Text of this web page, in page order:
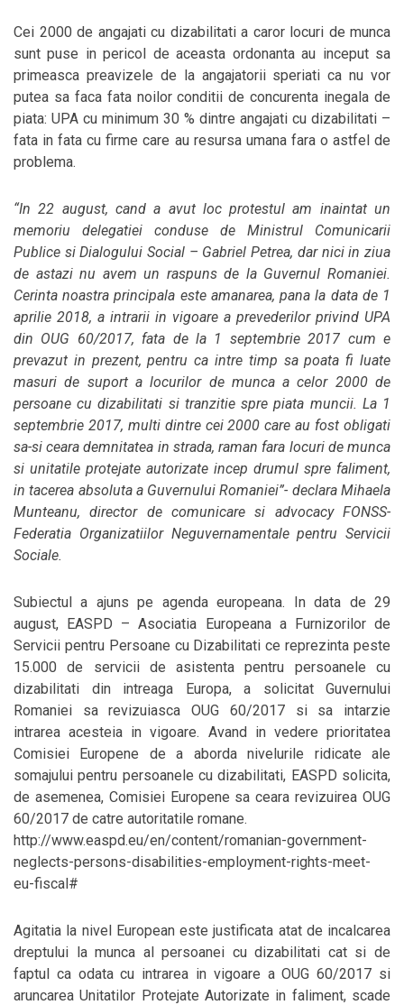
Cei 2000 de angajati cu dizabilitati a caror locuri de munca
sunt puse in pericol de aceasta ordonanta au inceput sa
primeasca preavizele de la angajatorii speriati ca nu vor
putea sa faca fata noilor conditii de concurenta inegala de
piata: UPA cu minimum 30 % dintre angajati cu dizabilitati –
fata in fata cu firme care au resursa umana fara o astfel de
problema.
“In 22 august, cand a avut loc protestul am inaintat un
memoriu delegatiei conduse de Ministrul Comunicarii
Publice si Dialogului Social – Gabriel Petrea, dar nici in ziua
de astazi nu avem un raspuns de la Guvernul Romaniei.
Cerinta noastra principala este amanarea, pana la data de 1
aprilie 2018, a intrarii in vigoare a prevederilor privind UPA
din OUG 60/2017, fata de la 1 septembrie 2017 cum e
prevazut in prezent, pentru ca intre timp sa poata fi luate
masuri de suport a locurilor de munca a celor 2000 de
persoane cu dizabilitati si tranzitie spre piata muncii. La 1
septembrie 2017, multi dintre cei 2000 care au fost obligati
sa-si ceara demnitatea in strada, raman fara locuri de munca
si unitatile protejate autorizate incep drumul spre faliment,
in tacerea absoluta a Guvernului Romaniei”- declara Mihaela
Munteanu, director de comunicare si advocacy FONSS-
Federatia Organizatiilor Neguvernamentale pentru Servicii
Sociale.
Subiectul a ajuns pe agenda europeana. In data de 29
august, EASPD – Asociatia Europeana a Furnizorilor de
Servicii pentru Persoane cu Dizabilitati ce reprezinta peste
15.000 de servicii de asistenta pentru persoanele cu
dizabilitati din intreaga Europa, a solicitat Guvernului
Romaniei sa revizuiasca OUG 60/2017 si sa intarzie
intrarea acesteia in vigoare. Avand in vedere prioritatea
Comisiei Europene de a aborda nivelurile ridicate ale
somajului pentru persoanele cu dizabilitati, EASPD solicita,
de asemenea, Comisiei Europene sa ceara revizuirea OUG
60/2017 de catre autoritatile romane.
http://www.easpd.eu/en/content/romanian-government-
neglects-persons-disabilities-employment-rights-meet-
eu-fiscal#
Agitatia la nivel European este justificata atat de incalcarea
dreptului la munca al persoanei cu dizabilitati cat si de
faptul ca odata cu intrarea in vigoare a OUG 60/2017 si
aruncarea Unitatilor Protejate Autorizate in faliment, scade